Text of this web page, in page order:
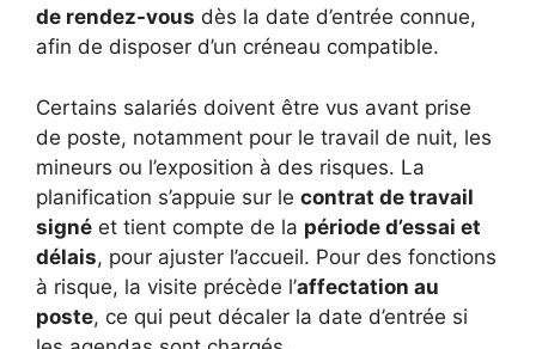
de rendez-vous dès la date d’entrée connue,
afin de disposer d’un créneau compatible.
Certains salariés doivent être vus avant prise
de poste, notamment pour le travail de nuit, les
mineurs ou l’exposition à des risques. La
planification s’appuie sur le contrat de travail
signé et tient compte de la période d’essai et
délais, pour ajuster l’accueil. Pour des fonctions
à risque, la visite précède l’affectation au
poste, ce qui peut décaler la date d’entrée si